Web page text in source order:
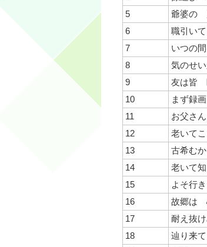
5
爺婆の
6
職引い
7
いつの
8
気のせ
9
友は皆
10
まず録
11
お父さ
12
老いて
13
古希む
14
老いて
15
よそ行
16
故郷は
17
耐え抜
18
辿り来